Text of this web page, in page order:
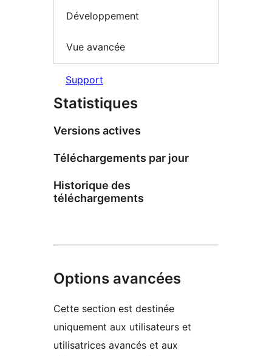
Développement
Vue avancée
Support
Statistiques
Versions actives
Téléchargements par jour
Historique des
téléchargements
Options avancées
Cette section est destinée
uniquement aux utilisateurs et
utilisatrices avancés et aux